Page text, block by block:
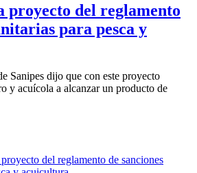
proyecto del reglamento
para pesca y
Sanipes dijo que con este proyecto
y acuícola a alcanzar un producto de